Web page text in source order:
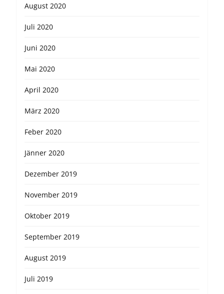
August 2020
Juli 2020
Juni 2020
Mai 2020
April 2020
März 2020
Feber 2020
Jänner 2020
Dezember 2019
November 2019
Oktober 2019
September 2019
August 2019
Juli 2019